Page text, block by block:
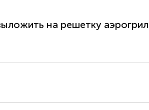
на решетку